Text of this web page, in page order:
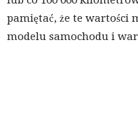
pamiętać, że te wartości
modelu samochodu i